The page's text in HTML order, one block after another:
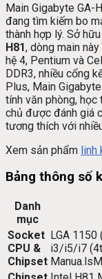
Main Gigabyte GA-
đang tìm kiếm bo
thành hợp lý. Sở hữu
H81, dòng main
hệ 4, Pentium và
DDR3, nhiều cổng
Plus, Main
tính văn phòng,
chủ được đánh giá
tương thích với
Xem sản phẩm linh
Bảng thông số
Danh
mục
Socket
CPU &
Chipset
LGA 1150
i3/i5/i7
Manua.ls